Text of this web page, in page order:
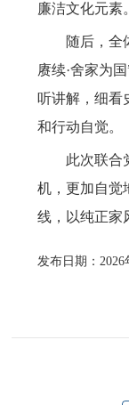
廉洁文化元素。
随后，全
赓续·舍家为
听讲解，细看
和行动自觉。
此次联合
机，更加自觉
线，以纯正家
发布日期：2026